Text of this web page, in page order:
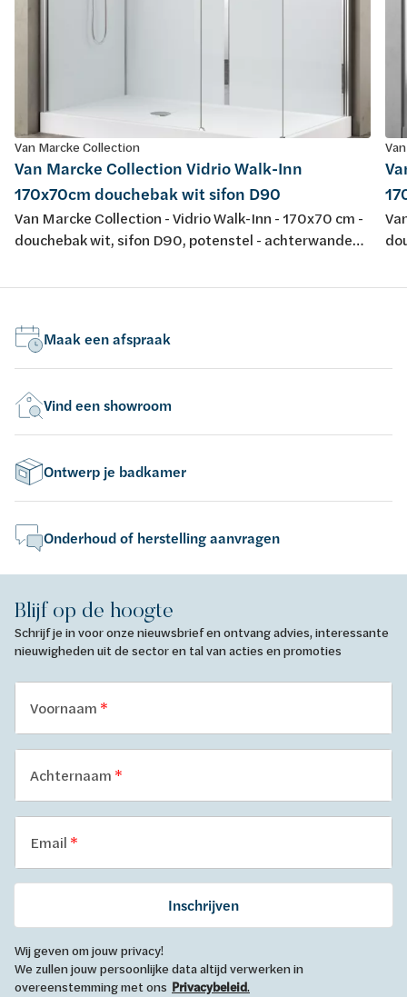
Van Marcke Collection
Van Marcke Collection Vidrio Walk-Inn
170x70cm douchebak wit sifon D90
Van Marcke Collection - Vidrio Walk-Inn - 170x70 cm -
douchebak wit, sifon D90, potenstel - achterwanden
matchroom - H195cm - opbouwtherm, handsproeier,
Maak een afspraak
Vind een showroom
Ontwerp je badkamer
Onderhoud of herstelling aanvragen
Blijf op de hoogte
Schrijf je in voor onze nieuwsbrief en ontvang advies, interessante
nieuwigheden uit de sector en tal van acties en promoties
Voornaam
Achternaam
Email
Inschrijven
Wij geven om jouw privacy!
We zullen jouw persoonlijke data altijd verwerken in
overeenstemming met ons Privacybeleid.